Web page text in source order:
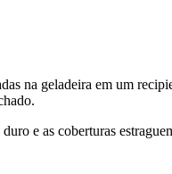
na geladeira em um
e as coberturas